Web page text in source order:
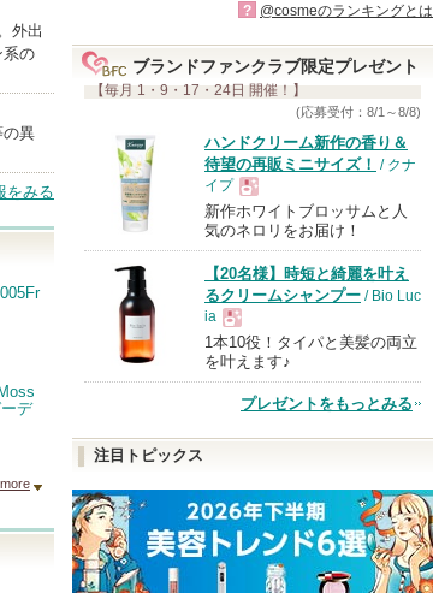
外出
系の
の異
をみる
デ
more
? @cosmeのランキングとは
ブランドファンクラブ限定プレゼント
【毎月 1・9・17・24日 開催！】
(応募受付：8/1～8/8)
ハンドクリーム新作の香り＆
待望の再販ミニサイズ！ / クナ
イプ
現
品
新作ホワイトブロッサムと人
気のネロリをお届け！
【20名様】時短と綺麗を叶え
るクリームシャンプー / Bio Luc
ia
現
1本10役！タイパと美髪の両立
を叶えます♪
プレゼントをもっとみる
注目トピックス